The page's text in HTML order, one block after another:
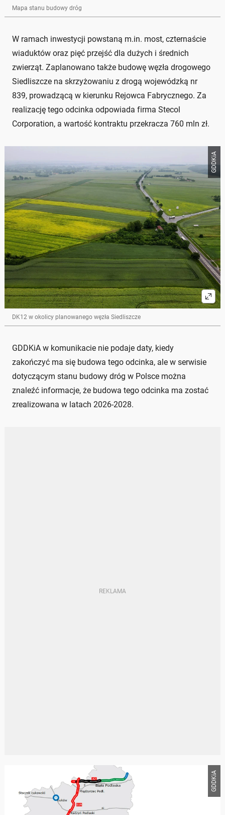
Mapa stanu budowy dróg
W ramach inwestycji powstaną m.in. most, czternaście
wiaduktów oraz pięć przejść dla dużych i średnich
zwierząt. Zaplanowano także budowę węzła drogowego
Siedliszcze na skrzyżowaniu z drogą wojewódzką nr
839, prowadzącą w kierunku Rejowca Fabrycznego. Za
realizację tego odcinka odpowiada firma Stecol
Corporation, a wartość kontraktu przekracza 760 mln zł.
GDDKiA
DK12 w okolicy planowanego węzła Siedliszcze
GDDKiA w komunikacie nie podaje daty, kiedy
zakończyć ma się budowa tego odcinka, ale w serwisie
dotyczącym stanu budowy dróg w Polsce można
znaleźć informacje, że budowa tego odcinka ma zostać
zrealizowana w latach 2026-2028.
GDDKiA